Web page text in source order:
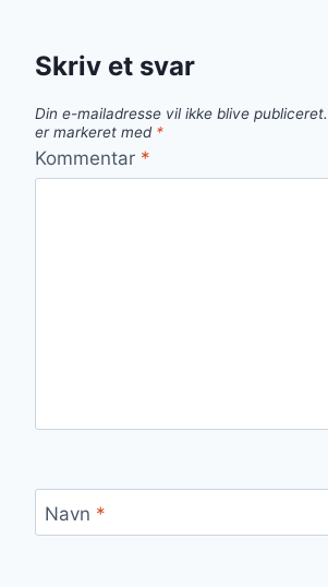
Skriv et svar
Din e-mailadresse vil ikke blive publiceret.
er markeret med *
Kommentar *
Navn *